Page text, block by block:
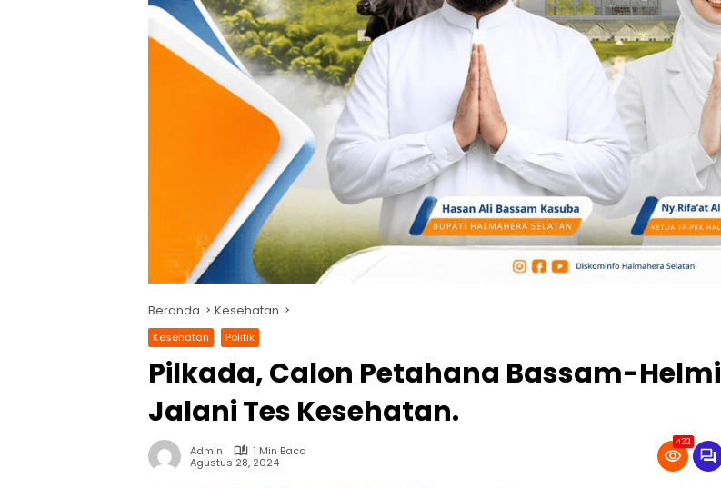
Beranda Kesehatan
Kesehatan Politik
Pilkada, Calon Petahana Bassam-Helmi
Jalani Tes Kesehatan.
Admin
1 Min Baca
Agustus 28, 2024
432